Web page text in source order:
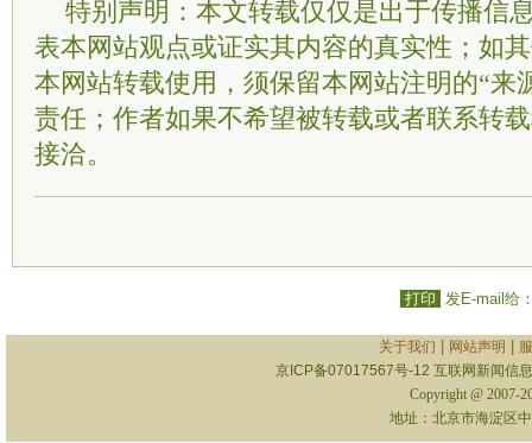
特别声明：本文转载仅仅是出于传播信
表本网站观点或证实其内容的真实性；如
本网站转载使用，须保留本网站注明的“来
责任；作者如果不希望被转载或者联系转
接洽。
打印 发E-mail给
关于我们 网站声明
京ICP备07017567号-12 互联网新闻信
Copyright @ 2007-
地址：北京市海淀区